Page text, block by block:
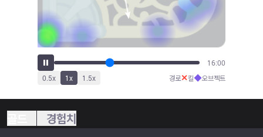
17:45
0.5x 1x 1.5x 경로✕킬◆오브젝트
경험치